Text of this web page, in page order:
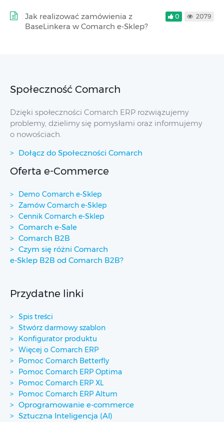
Jak realizować zamówienia z
BaseLinkera w Comarch e-Sklep?
0 2079
Społeczność Comarch
Dzięki społeczności Comarch ERP rozwiązujemy
problemy, dzielimy się pomysłami oraz informujemy
o nowościach.
Dołącz do Społeczności Comarch
Oferta e-Commerce
Demo Comarch e-Sklep
Zamów Comarch e-Sklep
Cennik Comarch e-Sklep
Comarch e-Sale
Comarch B2B
Czym się różni Comarch
e-Sklep B2B od Comarch B2B?
Przydatne linki
Spis treści
Stwórz darmowy szablon
Konfigurator produktu
Więcej o Comarch ERP
Pomoc Comarch Betterfly
Pomoc Comarch ERP Optima
Pomoc Comarch ERP XL
Pomoc Comarch ERP Altum
Oprogramowanie e-commerce
Sztuczna Inteligencja (AI)